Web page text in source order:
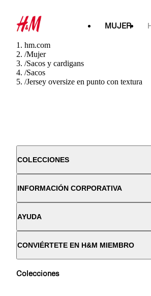
MUJER
hm.com
/Mujer
/Sacos y cardigans
/Sacos
/Jersey oversize en punto con textura
COLECCIONES
INFORMACIÓN CORPORATIVA
AYUDA
CONVIÉRTETE EN H&M MIEMBRO
Colecciones